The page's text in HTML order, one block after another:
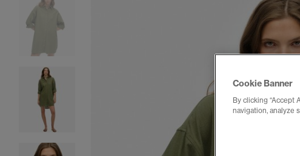
Cookie Banner
By clicking “Accept
navigation, analyze